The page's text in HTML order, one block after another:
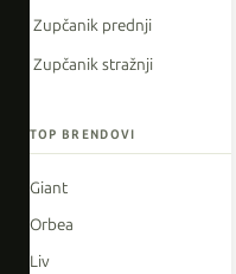
Zupčanik prednji
Zupčanik stražnji
TOP BRENDOVI
Giant
Orbea
Liv